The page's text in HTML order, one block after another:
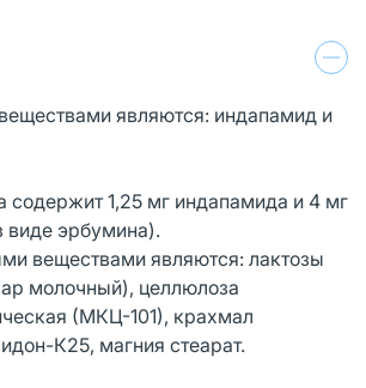
являются: индапамид и
содержит 1,25 мг индапамида и 4 мг
виде эрбумина).
веществами являются: лактозы
молочный), целлюлоза
(МКЦ-101), крахмал
К25, магния стеарат.